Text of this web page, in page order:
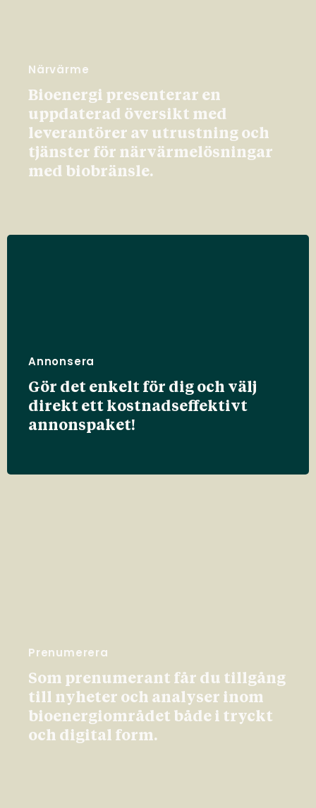
Närvärme
Bioenergi presenterar en
uppdaterad översikt med
leverantörer av utrustning och
tjänster för närvärmelösningar
med biobränsle.
Annonsera
Gör det enkelt för dig och välj
direkt ett kostnadseffektivt
annonspaket!
Prenumerera
Som prenumerant får du tillgång
till nyheter och analyser inom
bioenergiområdet både i tryckt
och digital form.